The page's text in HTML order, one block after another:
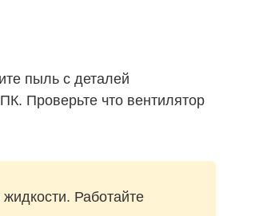
пыль с деталей
Проверьте что вентилятор
Работайте